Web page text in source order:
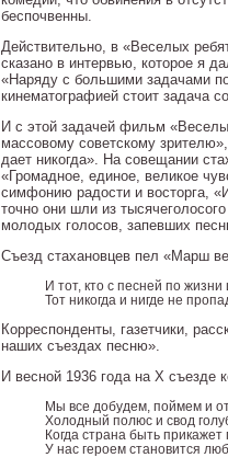
беспочвенны.
Действительно, в «Веселых
сказано в интервью, которое я
«Наряду с большими задачами
кинематографией стоит задача
И с этой задачей фильм
массовому советскому
дает никогда». На совещании
«Громадное, единое, великое
симфонию радости и восторга,
точно они шли из
молодых голосов, запевших
Съезд стахановцев пел «Марш
И тот, кто с песней по жизни
Тот никогда и нигде не
Корреспонденты, газетчики,
наших съездах песню».
И весной 1936 года на X съезде
Мы все добудем, поймем и
Холодный полюс и свод
Когда страна быть прикажет
У нас героем становится